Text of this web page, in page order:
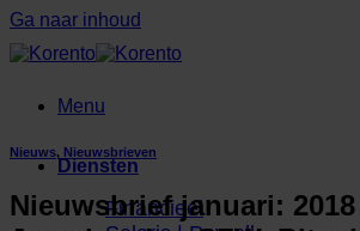
Ga naar inhoud
Menu
Diensten
Financieel
Nieuws, Nieuwsbrieven
Nieuwsbrief januari: 2018